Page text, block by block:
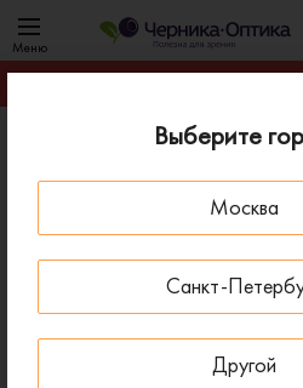
Выберите
Москва
Санкт-
Другой
Меню
Гарантируем лучшую цену
Оправы для очков
Оправа PEPE JEANS
ПОД ЗАКАЗ